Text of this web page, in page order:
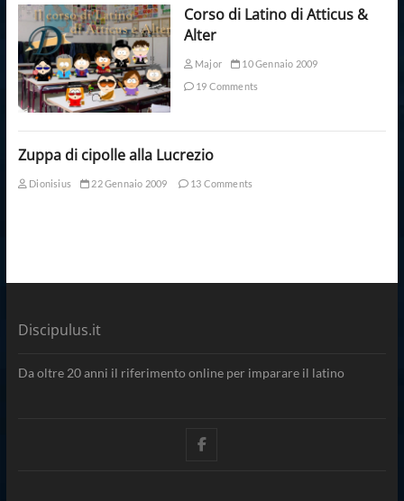
Corso di Latino di Atticus &
Alter
Major
10 Gennaio 2009
19 Comments
Zuppa di cipolle alla Lucrezio
Dionisius 22 Gennaio 2009 13 Comments
Discipulus.it
Da oltre 20 anni il riferimento online per imparare il latino
facebook